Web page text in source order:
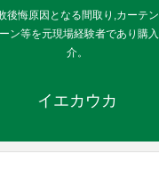
後悔原因となる間取り,カーテ
ン等を元現場経験者であり購
介。
イエカウカ